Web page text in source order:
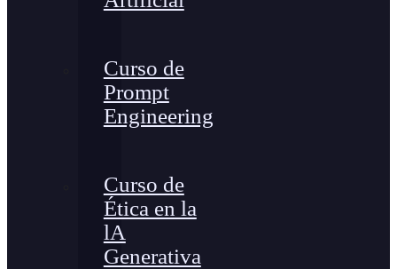
Curso de
Prompt
Engineering
Curso de
Ética en la
lA
Generativa